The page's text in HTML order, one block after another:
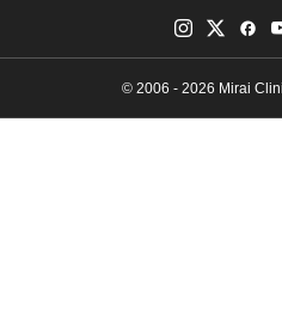
© 2006 - 2026 Mirai